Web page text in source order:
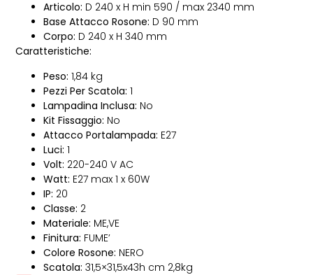
Articolo: D 240 x H min 590 / max 2340 mm
Base Attacco Rosone: D 90 mm
Corpo: D 240 x H 340 mm
Caratteristiche:
Peso: 1,84 kg
Pezzi Per Scatola: 1
Lampadina Inclusa: No
Kit Fissaggio: No
Attacco Portalampada: E27
Luci: 1
Volt: 220-240 V AC
Watt: E27 max 1 x 60W
IP: 20
Classe: 2
Materiale: ME,VE
Finitura: FUME’
Colore Rosone: NERO
Scatola: 31,5×31,5x43h cm 2,8kg